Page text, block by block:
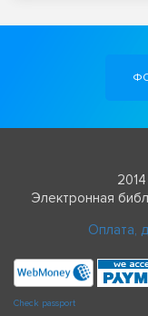
Электронная
Оплата,
Check passport